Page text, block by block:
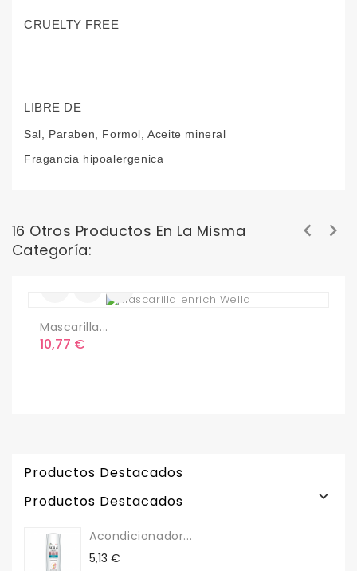
CRUELTY FREE
LIBRE DE
Sal, Paraben, Formol, Aceite mineral
Fragancia hipoalergenica
16 Otros Productos En La Misma
Categoría:
Mascarilla...
Precio
10,77 €
 
Productos Destacados
Productos Destacados

Acondicionador...
Precio
5,13 €